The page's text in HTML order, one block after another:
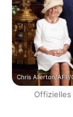
Chris Allerton/
Offizielles